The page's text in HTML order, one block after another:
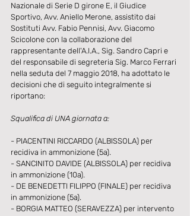
Nazionale di Serie D girone E, il Giudice
Sportivo, Avv. Aniello Merone, assistito dai
Sostituti Avv. Fabio Pennisi, Avv. Giacomo
Scicolone con la collaborazione del
rappresentante dell'A.I.A., Sig. Sandro Capri e
del responsabile di segreteria Sig. Marco Ferrari
nella seduta del 7 maggio 2018, ha adottato le
decisioni che di seguito integralmente si
riportano:
Squalifica di UNA giornata a:
- PIACENTINI RICCARDO (ALBISSOLA) per
recidiva in ammonizione (5a).
- SANCINITO DAVIDE (ALBISSOLA) per recidiva
in ammonizione (10a).
- DE BENEDETTI FILIPPO (FINALE) per recidiva
in ammonizione (5a).
- BORGIA MATTEO (SERAVEZZA) per intervento